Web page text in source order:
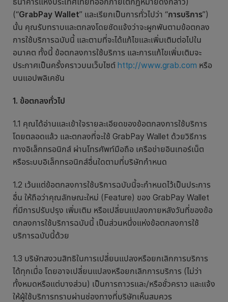
(“GrabPay Wallet” และเรียกเป็นการทั่วไปว่า “การบริการ”)
นั้น คุณรับทราบและตกลงโดยชัดแจ้งว่าจะผูกพันตามข้อตกลง
การใช้บริการฉบับนี้ และตามที่จะได้แก้ไขและเพิ่มเติมต่อไปใน
อนาคต ทั้งนี้ ข้อตกลงการใช้บริการ และการแก้ไขเพิ่มเติมจะ
ประกาศเป็นครั้งคราวบนเว็บไซต์ http://www.grab.com หรือ
บนแอปพลิเคชัน
1. ข้อตกลงทั่วไป
1.1 คุณได้อ่านและเข้าใจรายละเอียดของข้อตกลงการใช้บริการ
โดยตลอดแล้ว และตกลงที่จะใช้ GrabPay Wallet ด้วยวิธีการ
ทางอิเล็กทรอนิกส์ ผ่านโทรศัพท์มือถือ เครือข่ายอินเทอร์เน็ต
หรือระบบอิเล็กทรอนิกส์อื่นใดตามที่บริษัทกำหนด
1.2 เว้นแต่ข้อตกลงการใช้บริการฉบับนี้จะกำหนดไว้เป็นประการ
อื่น ให้ถือว่าคุณลักษณะใหม่ (Feature) ของ GrabPay Wallet
ที่มีการปรับปรุง เพิ่มเติม หรือเปลี่ยนแปลงภายหลังวันที่ของข้อ
ตกลงการใช้บริการฉบับนี้ เป็นส่วนหนึ่งแห่งข้อตกลงการใช้
บริการฉบับนี้ด้วย
1.3 บริษัทสงวนสิทธิในการเปลี่ยนแปลงหรือยกเลิกการบริการ
ได้ทุกเมื่อ โดยอาจเปลี่ยนแปลงหรือยกเลิกการบริการ (ไม่ว่า
ทั้งหมดหรือแต่บางส่วน) เป็นการถาวรและ/หรือชั่วคราว และแจ้ง
ให้ผู้ใช้บริการทราบผ่านช่องทางที่บริษัทเห็นสมควร